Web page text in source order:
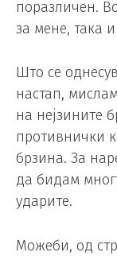
поразличен.
за мене, така
Што се
настап,
на нејзините
противнички
брзина. За
да бидам
ударите.
Можеби, од